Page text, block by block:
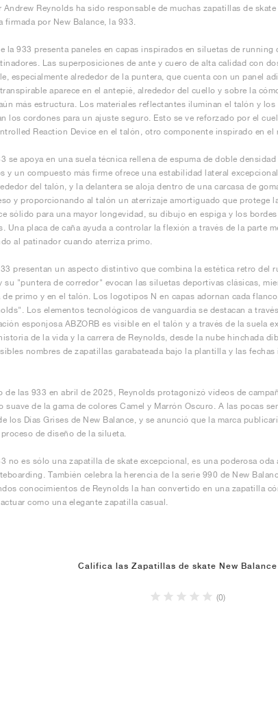
Andrew Reynolds ha sido responsable de muchas zapatillas de
firmada por New Balance, la 933.
la 933 presenta paneles en capas inspirados en siluetas de
Las superposiciones de ante y cuero de alta calidad con
especialmente alrededor de la puntera, que cuenta con un panel
aparece en el antepié, alrededor del cuello y sobre la
más estructura. Los materiales reflectantes iluminan el talón y
los cordones para un ajuste seguro. Esto se ve reforzado por el
Reaction Device en el talón, otro componente inspirado en el
se apoya en una suela técnica rellena de espuma de doble
y un compuesto más firme ofrece una estabilidad lateral
del talón, y la delantera se aloja dentro de una carcasa de
y proporcionando al talón un aterrizaje amortiguado que protege
sólido para una mayor longevidad, su dibujo en espiga y los
Una placa de caña ayuda a controlar la flexión a través de la parte
al patinador cuando aterriza primo.
presentan un aspecto distintivo que combina la estética retro del
su "puntera de corredor" evocan las siluetas deportivas clásicas,
de primo y en el talón. Los logotipos N en capas adornan cada
Los elementos tecnológicos de vanguardia se destacan a
esponjosa ABZORB es visible en el talón y a través de la suela
de la vida y la carrera de Reynolds, desde la nube hinchada
nombres de zapatillas garabateada bajo la plantilla y las
de las 933 en abril de 2025, Reynolds protagonizó vídeos de
suave de la gama de colores Camel y Marrón Oscuro. A las pocas
los Días Grises de New Balance, y se anunció que la marca
de diseño de la silueta.
no es sólo una zapatilla de skate excepcional, es una poderosa
También celebra la herencia de la serie 990 de New
conocimientos de Reynolds la han convertido en una zapatilla
como una elegante zapatilla casual.
Califica las Zapatillas de skate New Balance
(0)